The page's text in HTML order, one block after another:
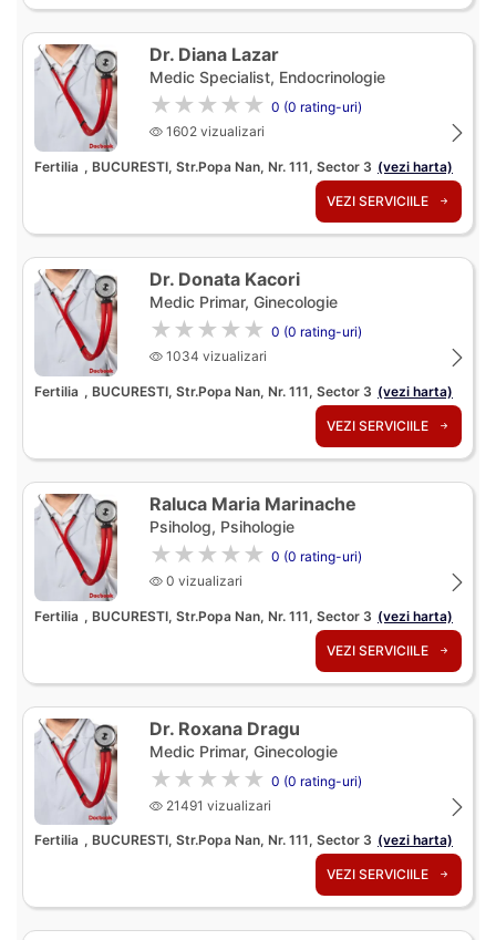
Dr. Diana Lazar
Medic Specialist, Endocrinologie
★★★★★ 0 (0 rating-uri)
1602 vizualizari
Fertilia , BUCURESTI, Str.Popa Nan, Nr. 111, Sector 3 (vezi harta)
VEZI SERVICIILE
Dr. Donata Kacori
Medic Primar, Ginecologie
★★★★★ 0 (0 rating-uri)
1034 vizualizari
Fertilia , BUCURESTI, Str.Popa Nan, Nr. 111, Sector 3 (vezi harta)
VEZI SERVICIILE
Raluca Maria Marinache
Psiholog, Psihologie
★★★★★ 0 (0 rating-uri)
0 vizualizari
Fertilia , BUCURESTI, Str.Popa Nan, Nr. 111, Sector 3 (vezi harta)
VEZI SERVICIILE
Dr. Roxana Dragu
Medic Primar, Ginecologie
★★★★★ 0 (0 rating-uri)
21491 vizualizari
Fertilia , BUCURESTI, Str.Popa Nan, Nr. 111, Sector 3 (vezi harta)
VEZI SERVICIILE